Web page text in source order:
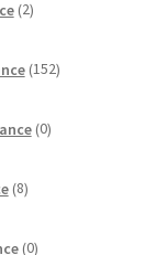
2izdelka
152izdelkov
0izdelkov
8izdelkov
0